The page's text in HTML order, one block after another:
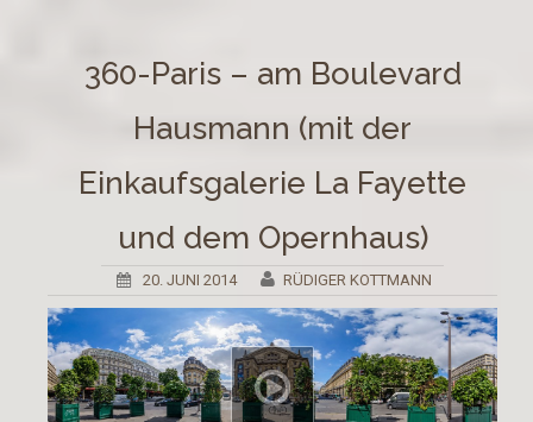
360-Paris – am Boulevard
Hausmann (mit der
Einkaufsgalerie La Fayette
und dem Opernhaus)
20. JUNI 2014 RÜDIGER KOTTMANN